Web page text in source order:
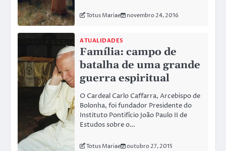
Totus Mariae novembro 24, 2016
ATUALIDADES
Família: campo de
batalha de uma grande
guerra espiritual
O Cardeal Carlo Caffarra, Arcebispo de
Bolonha, foi fundador Presidente do
Instituto Pontifício João Paulo II de
Estudos sobre o…
Totus Mariae outubro 27, 2015